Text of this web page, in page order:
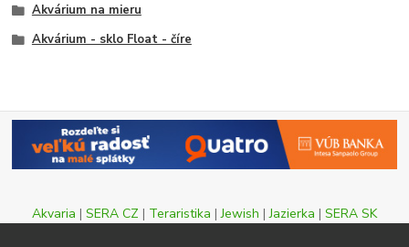
Akvárium na mieru
Akvárium - sklo Float - číre
Akvaria | SERA CZ | Teraristika |Jewish |Jazierka | SERA SK